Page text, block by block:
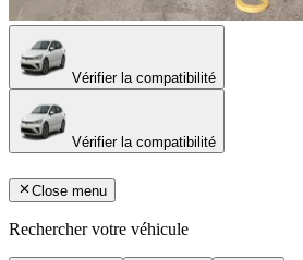
Vérifier la compatibilité
Vérifier la compatibilité
Close menu
Rechercher votre véhicule